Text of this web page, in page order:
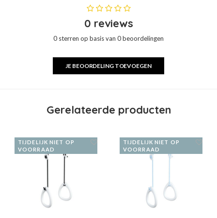
0 reviews
0 sterren op basis van 0 beoordelingen
JE BEOORDELING TOEVOEGEN
Gerelateerde producten
TIJDELIJK NIET OP
VOORRAAD
TIJDELIJK NIET OP
VOORRAAD